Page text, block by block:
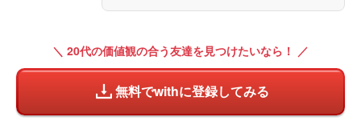
＼ 20代の価値観の合う友達を見つけたいなら！ ／
無料でwithに登録してみる